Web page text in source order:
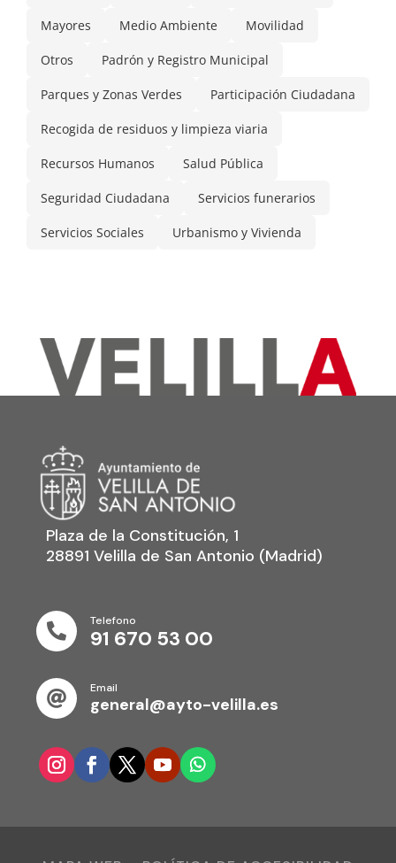
Mayores Medio Ambiente Movilidad
Otros Padrón y Registro Municipal
Parques y Zonas Verdes Participación Ciudadana
Recogida de residuos y limpieza viaria
Recursos Humanos Salud Pública
Seguridad Ciudadana Servicios funerarios
Servicios Sociales Urbanismo y Vivienda
Plaza de la Constitución, 1
28891 Velilla de San Antonio (Madrid)

Telefono
91 670 53 00

Email
general@ayto-velilla.es